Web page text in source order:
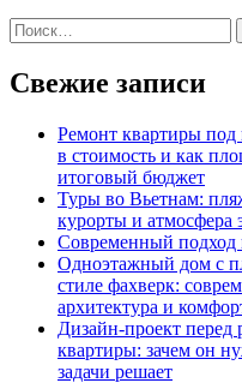
Найти:
Свежие записи
Ремонт квартиры под
в стоимость и как
итоговый бюджет
Туры во Вьетнам:
курорты и атмосфера
Современный
Одноэтажный дом с
стиле фахверк:
архитектура и
Дизайн-проект перед
квартиры: зачем он
задачи решает